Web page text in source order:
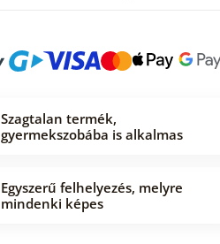
Szagtalan termék,
gyermekszobába is alkalmas
Egyszerű felhelyezés, melyre
mindenki képes